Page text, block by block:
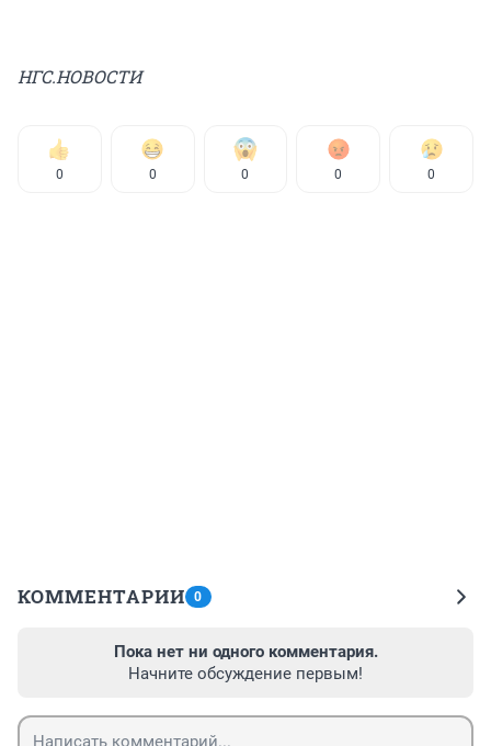
НГС.НОВОСТИ
0 0 0 0 0
КОММЕНТАРИИ 0
Пока нет ни одного комментария.
Начните обсуждение первым!